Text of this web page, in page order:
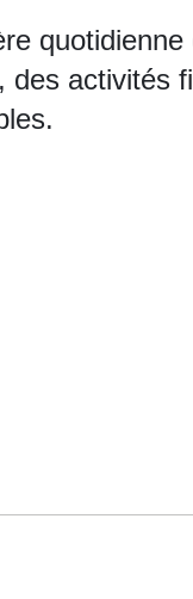
activités